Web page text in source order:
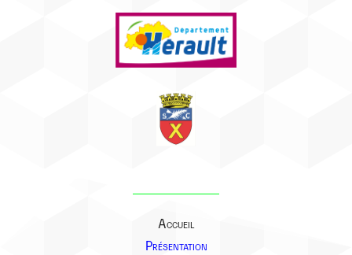
Accueil
Présentation